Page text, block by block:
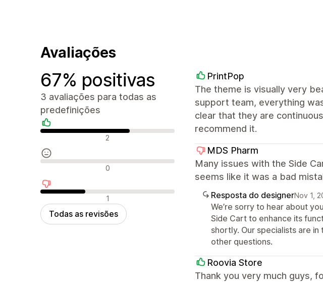
Avaliações
67% positivas
3 avaliações para todas as
predefinições
Avaliações positivas
2
Avaliações neutras
0
Avaliações negativas
1
Todas as revisões
PrintPop
The theme is visually very
support team, everything
clear that they are
recommend it.
MDS Pharm
Many issues with the Side
seems like it was a bad
Resposta do designerNov 1,
We’re sorry to hear about
Side Cart to enhance its
shortly. Our specialists are
other questions.
Roovia Store
Thank you very much guys,